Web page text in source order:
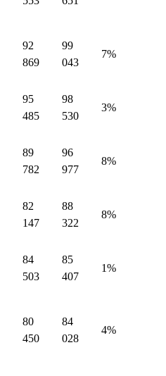
92
869
99
043
7%
95
485
98
530
3%
89
782
96
977
8%
82
147
88
322
8%
84
503
85
407
1%
80
450
84
028
4%